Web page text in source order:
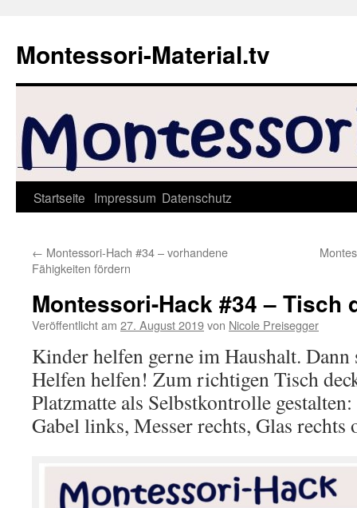
springen
Montessori-Material.tv
Startseite Impressum Datenschutz
← Montessori-Hach #34 – vorhandene
Fähigkeiten fördern
Montessori-Hack #34 – Tisch
Veröffentlicht am 27. August 2019von Nicole Preisegger
Kinder helfen gerne im Haushalt.
Helfen helfen! Zum richtigen Tisch
Platzmatte als Selbstkontrolle
Gabel links, Messer rechts, Glas